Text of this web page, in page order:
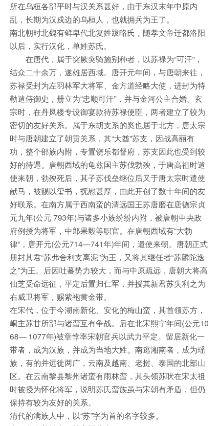
所在乌桓各部平时与汉关系甚好，由于东汉末年中原内
乱，长期为汉戍边的乌桓人，也就拥兵为王了。
南北朝时北魏有鲜卑代北复姓跋略氏，随孝文帝迁都洛阳
以后，实行汉化，单姓苏氏。
在唐代，属于突厥突骑施别种者，以苏禄为“可汗”，
结众二十余万，遂雄居西域。唐开元年间，与唐朝来往，
苏禄受封为左羽林军大将军、金方道经略大使，进封为特
勒遣侍御史，册立为“忠顺可汗”，并与金河公主合婚。玄
宗时，在丹凤楼专设御宴款待苏禄使臣，两者建立了较为
密切的友好关系。属于东胡支系的奚也居于北方，唐太宗
时与唐朝建立了朝贡关系，其“大酋”苏支，因战高丽有
功，整个部族内附，专置饶乐都督府，苏支因此也受到较
好的待遇。唐朝西域的龟兹国主苏伐勃殃，于唐高祖时遣
使来朝，勃殃死后，其子苏伐垒继位后又于唐太宗时遣使
献马，被赐以玺书，抚慰甚厚，由此开创了数十年间的友
好联系。在南方属于西南蛮的清远国王苏唐磨在唐德宗贞
元九年(公元 793年)与诸多小族纷纷内附，被唐朝中央政
府例授为将军，中郎果毅等职官。在唐朝西域有“大勃
律”，唐开元(公元714—741年)年间，遣使来朝。唐朝正式
册封其君“苏弗舍利支离泥”为王，又将其继任者“苏麟陀逸
之”为王。后因吐蕃势力较大，而与中原疏远，唐朝大将高
仙芝受命远征，平定后置归仁军，并授其新君苏失利之为
右威卫将军，赐紫袍黄金带。
在宋代，位于今湖南新化、安化的梅山蛮，其首领苏方，
峒主苏甘所部与诸蛮互有争战。后在北宋熙宁年间(公元10
68— 1077年)被章悖率宋朝官兵以武力平定。留居新化一
带者，成为汉族，并成为当地大姓。南逃湘南者，成为瑶
族，有的并远徙两广，云南及越南、老挝、泰国的北部山
区。在云南黎县黎州诸蛮有雨林蛮，其头领苏吠在宋太祖
时被授为怀化将军，说明苏氏蛮族虽与宋朝有矛盾，但仍
保持有较为友好的关系。
清代的满族人中，以“苏”字为首的名字较多。